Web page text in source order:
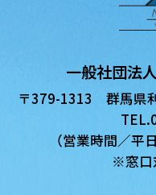
一般社団法
〒379-1313 群馬県
（営業時間／平
※窓口